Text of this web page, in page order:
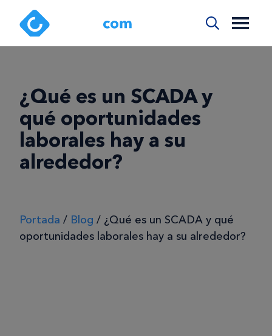
¿Qué es un SCADA y
qué oportunidades
laborales hay a su
alrededor?
Portada / Blog / ¿Qué es un SCADA y qué
oportunidades laborales hay a su alrededor?